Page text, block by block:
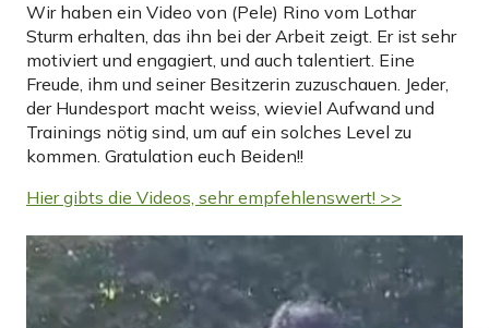
Wir haben ein Video von (Pele) Rino vom Lothar
Sturm erhalten, das ihn bei der Arbeit zeigt. Er ist sehr
motiviert und engagiert, und auch talentiert. Eine
Freude, ihm und seiner Besitzerin zuzuschauen. Jeder,
der Hundesport macht weiss, wieviel Aufwand und
Trainings nötig sind, um auf ein solches Level zu
kommen. Gratulation euch Beiden!!
Hier gibts die Videos, sehr empfehlenswert! >>